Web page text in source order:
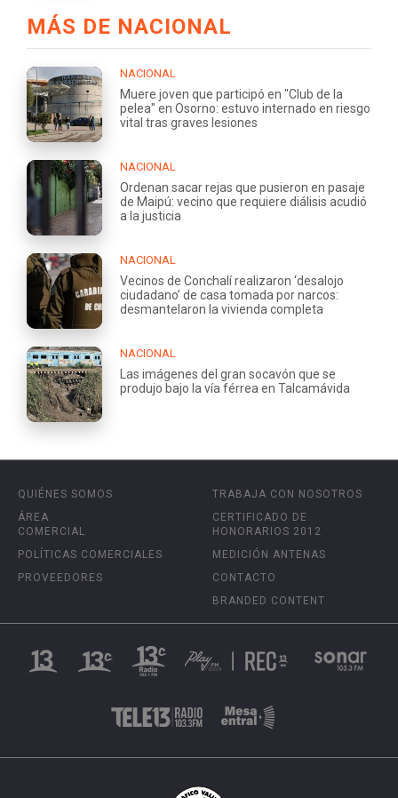
MÁS DE NACIONAL
NACIONAL
Muere joven que participó en "Club de la
pelea" en Osorno: estuvo internado en riesgo
vital tras graves lesiones
NACIONAL
Ordenan sacar rejas que pusieron en pasaje
de Maipú: vecino que requiere diálisis acudió
a la justicia
NACIONAL
Vecinos de Conchalí realizaron ‘desalojo
ciudadano’ de casa tomada por narcos:
desmantelaron la vivienda completa
NACIONAL
Las imágenes del gran socavón que se
produjo bajo la vía férrea en Talcamávida
QUIÉNES SOMOS
ÁREA
COMERCIAL
POLÍTICAS COMERCIALES
PROVEEDORES
TRABAJA CON NOSOTROS
CERTIFICADO DE
HONORARIOS 2012
MEDICIÓN ANTENAS
CONTACTO
BRANDED CONTENT